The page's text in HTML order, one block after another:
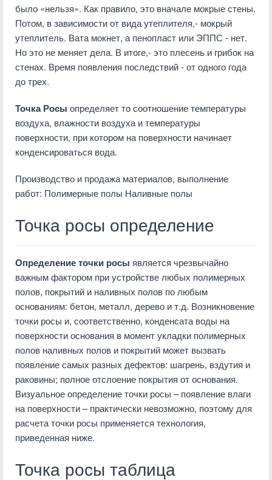
было «нельзя». Как правило, это вначале мокрые стены.
Потом, в зависимости от вида утеплителя,- мокрый
утеплитель. Вата мокнет, а пенопласт или ЭППС - нет.
Но это не меняет дела. В итоге,- это плесень и грибок на
стенах. Время появления последствий - от одного года
до трех.
Точка Росы определяет то соотношение температуры
воздуха, влажности воздуха и температуры
поверхности, при котором на поверхности начинает
конденсироваться вода.
Производство и продажа материалов, выполнение
работ: Полимерные полы Наливные полы
Точка росы определение
Определение точки росы является чрезвычайно
важным фактором при устройстве любых полимерных
полов, покрытий и наливных полов по любым
основаниям: бетон, металл, дерево и т.д. Возникновение
точки росы и, соответственно, конденсата воды на
поверхности основания в момент укладки полимерных
полов наливных полов и покрытий может вызвать
появление самых разных дефектов: шагрень, вздутия и
раковины; полное отслоение покрытия от основания.
Визуальное определение точки росы – появление влаги
на поверхности – практически невозможно, поэтому для
расчета точки росы применяется технология,
приведенная ниже.
Точка росы таблица